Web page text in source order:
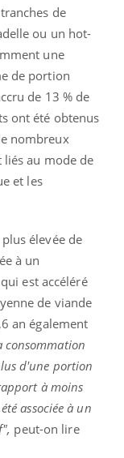
de
ou un hot-
une
de portion
de 13 % de
ont été obtenus
nombreux
au mode de
et les
élevée de
à un
est accéléré
de viande
an également
consommation
d'une portion
à moins
associée à un
peut-on lire